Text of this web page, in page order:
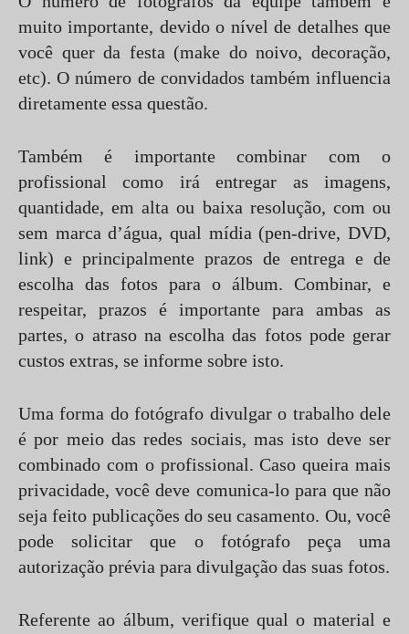
muito importante, devido o nível de detalhes que
você quer da festa (make do noivo, decoração,
etc). O número de convidados também influencia
diretamente essa questão.
Também é importante combinar com o
profissional como irá entregar as imagens,
quantidade, em alta ou baixa resolução, com ou
sem marca d’água, qual mídia (pen-drive, DVD,
link) e principalmente prazos de entrega e de
escolha das fotos para o álbum. Combinar, e
respeitar, prazos é importante para ambas as
partes, o atraso na escolha das fotos pode gerar
custos extras, se informe sobre isto.
Uma forma do fotógrafo divulgar o trabalho dele
é por meio das redes sociais, mas isto deve ser
combinado com o profissional. Caso queira mais
privacidade, você deve comunica-lo para que não
seja feito publicações do seu casamento. Ou, você
pode solicitar que o fotógrafo peça uma
autorização prévia para divulgação das suas fotos.
Referente ao álbum, verifique qual o material e